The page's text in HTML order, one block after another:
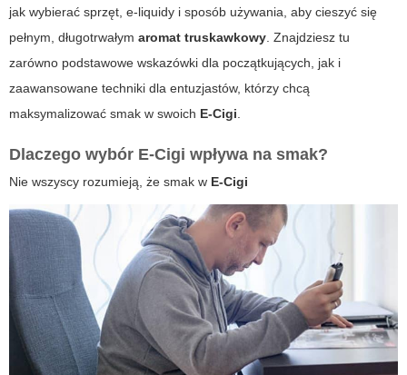
jak wybierać sprzęt, e-liquidy i sposób używania, aby cieszyć się
pełnym, długotrwałym aromat truskawkowy. Znajdziesz tu
zarówno podstawowe wskazówki dla początkujących, jak i
zaawansowane techniki dla entuzjastów, którzy chcą
maksymalizować smak w swoich E-Cigi.
Dlaczego wybór E-Cigi wpływa na smak?
Nie wszyscy rozumieją, że smak w E-Cigi